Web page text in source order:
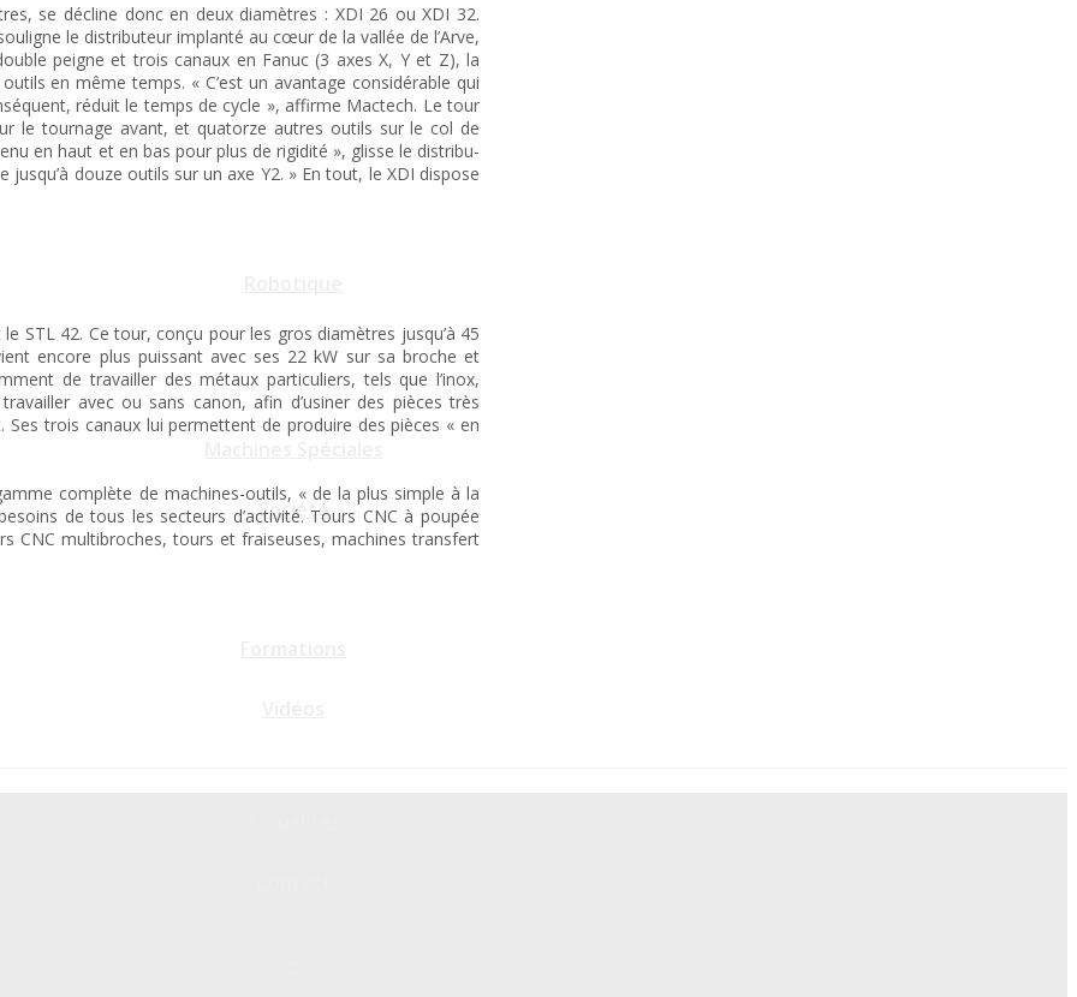
Société
se décline donc en deux diamètres : XDI 26 ou XDI 32.
le distributeur implanté au cœur de la vallée de l’Arve,
peigne et trois canaux en Fanuc (3 axes X, Y et Z), la
en même temps. « C’est un avantage considérable qui
réduit le temps de cycle », affirme Mactech. Le tour
le tournage avant, et quatorze autres outils sur le col de
en haut et en bas pour plus de rigidité », glisse le distribu-
douze outils sur un axe Y2. » En tout, le XDI dispose
STL 42. Ce tour, conçu pour les gros diamètres jusqu’à 45
encore plus puissant avec ses 22 kW sur sa broche et
de travailler des métaux particuliers, tels que l’inox,
avec ou sans canon, afin d’usiner des pièces très
Ses trois canaux lui permettent de produire des pièces « en
complète de machines-outils, « de la plus simple à la
de tous les secteurs d’activité. Tours CNC à poupée
CNC multibroches, tours et fraiseuses, machines transfert